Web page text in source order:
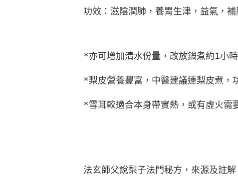
功效：滋陰潤肺，養胃生津，益氣，補
*亦可增加清水份量，改放鍋煮約1小
*梨皮營養豐富，中醫建議連梨皮煮，
*雪耳較適合本身帶實熱，或有虛火需
法玄師父說梨子法門秘方，來源及註解